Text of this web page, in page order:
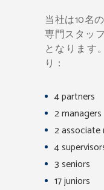
当社は10名
専門スタッ
となります
り：
4 partners
2 managers
2 associate
4
3 seniors
17 juniors